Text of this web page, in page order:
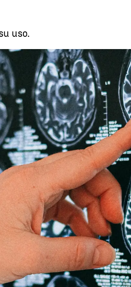
uso.